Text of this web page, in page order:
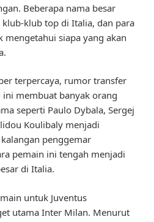
Beberapa nama besar
klub top di Italia, dan para
mengetahui siapa yang akan
terpercaya, rumor transfer
membuat banyak orang
seperti Paulo Dybala, Sergej
Koulibaly menjadi
penggemar
pemain ini tengah menjadi
di Italia.
untuk Juventus
utama Inter Milan. Menurut